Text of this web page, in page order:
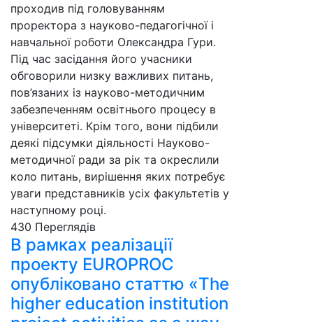
проходив під головуванням
проректора з науково-педагогічної і
навчальної роботи Олександра Гури.
Під час засідання його учасники
обговорили низку важливих питань,
пов’язаних із науково-методичним
забезпеченням освітнього процесу в
університеті. Крім того, вони підбили
деякі підсумки діяльності Науково-
методичної ради за рік та окреслили
коло питань, вирішення яких потребує
уваги представників усіх факультетів у
наступному році.
430 Пере­гля­дів
В рамках реалізації
проекту EUROPROC
опубліковано статтю «The
higher education institution